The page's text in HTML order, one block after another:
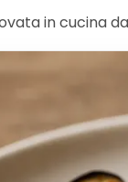
in cucina